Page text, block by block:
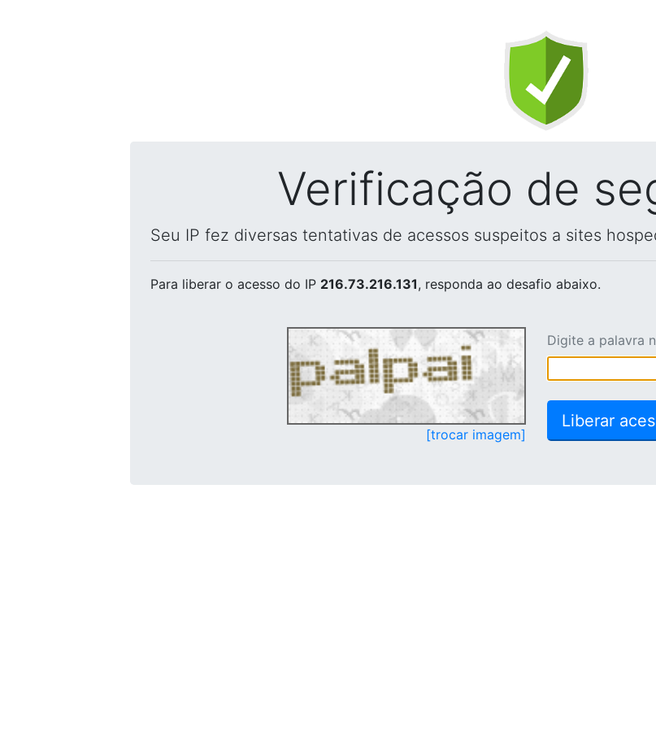
Verificação de
Seu IP fez diversas tentativas de acessos suspeitos a sites
Para liberar o acesso do IP 216.73.216.131, responda ao desafio abaixo.
[trocar imagem]
Digite a palavra